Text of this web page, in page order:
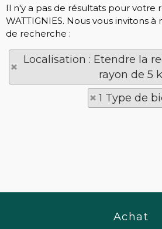
Il n'y a pas de résultats pour votre
WATTIGNIES. Nous vous invitons
de recherche :
Localisation : Etendre la
rayon de 5
1 Type de
Achat